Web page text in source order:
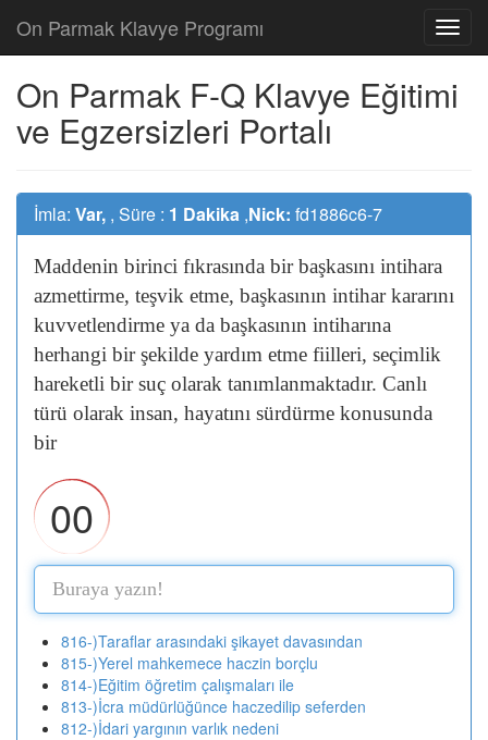
On Parmak Klavye Programı
On Parmak F-Q Klavye Eğitimi
ve Egzersizleri Portalı
İmla: Var, , Süre : 1 Dakika ,Nick: fd1886c6-7
Maddenin birinci fıkrasında birbaşkasını intihara
azmettirme, teşvik etme, başkasının intiharkararını
kuvvetlendirme ya da başkasının intiharına
herhangi birşekilde yardım etme fiilleri, seçimlik
hareketli birsuç olarak tanımlanmaktadır. Canlı
türü olarak insan, hayatını sürdürme konusunda
bir
00
816-)Taraflar arasındaki şikayet davasından
815-)Yerel mahkemece haczin borçlu
814-)Eğitim öğretim çalışmaları ile
813-)İcra müdürlüğünce haczedilip seferden
812-)İdari yargının varlık nedeni